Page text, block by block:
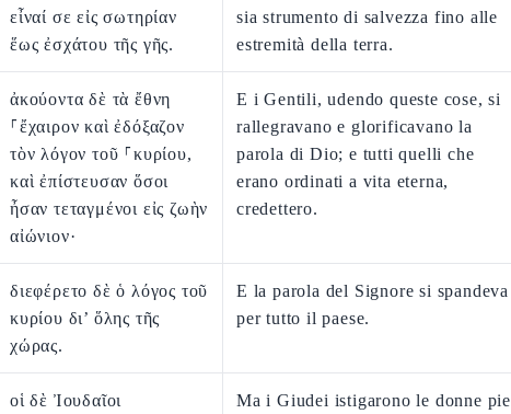
εἶναί σε εἰς σωτηρίαν
ἕως ἐσχάτου τῆς γῆς.
sia strumento di salvezza fino alle
estremità della terra.
ἀκούοντα δὲ τὰ ἔθνη
⸀ἔχαιρον καὶ ἐδόξαζον
τὸν λόγον τοῦ ⸀κυρίου,
καὶ ἐπίστευσαν ὅσοι
ἦσαν τεταγμένοι εἰς ζωὴν
αἰώνιον·
E i Gentili, udendo queste cose, si
rallegravano e glorificavano la
parola di Dio; e tutti quelli che
erano ordinati a vita eterna,
credettero.
διεφέρετο δὲ ὁ λόγος τοῦ
κυρίου δι’ ὅλης τῆς
χώρας.
E la parola del Signore si spandeva
per tutto il paese.
οἱ δὲ Ἰουδαῖοι
Ma i Giudei istigarono le donne pie